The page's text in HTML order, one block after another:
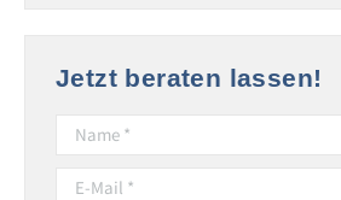
Jetzt beraten lassen!